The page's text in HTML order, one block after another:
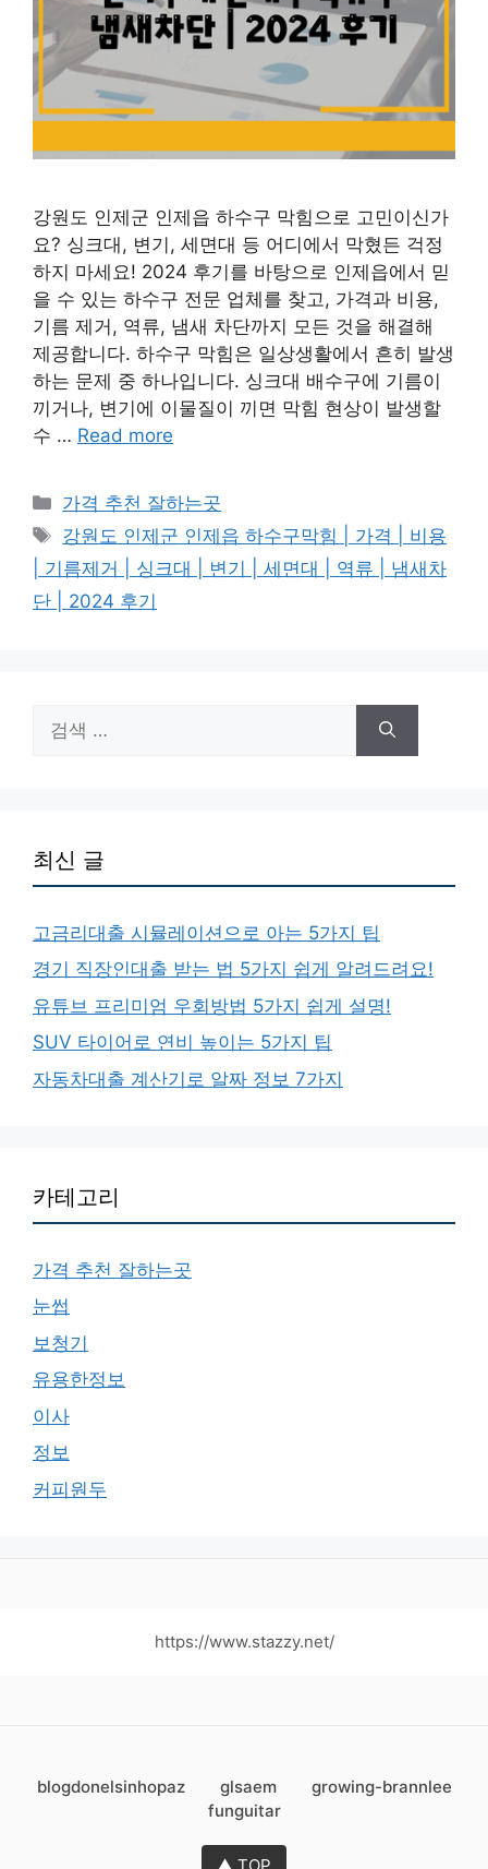
강원도 인제군 인제읍 하수구 막힘으로 고민이신가
요? 싱크대, 변기, 세면대 등 어디에서 막혔든 걱정
하지 마세요! 2024 후기를 바탕으로 인제읍에서 믿
을 수 있는 하수구 전문 업체를 찾고, 가격과 비용,
기름 제거, 역류, 냄새 차단까지 모든 것을 해결해
제공합니다. 하수구 막힘은 일상생활에서 흔히 발생
하는 문제 중 하나입니다. 싱크대 배수구에 기름이
끼거나, 변기에 이물질이 끼면 막힘 현상이 발생할
수 … Read more
카
테
고
리
가격 추천 잘하는곳
태
그
강원도 인제군 인제읍 하수구막힘 | 가격 | 비용
| 기름제거 | 싱크대 | 변기 | 세면대 | 역류 | 냄새차
단 | 2024 후기
색:
최신 글
고금리대출 시뮬레이션으로 아는 5가지 팁
경기 직장인대출 받는 법 5가지 쉽게 알려드려요!
유튜브 프리미엄 우회방법 5가지 쉽게 설명!
SUV 타이어로 연비 높이는 5가지 팁
자동차대출 계산기로 알짜 정보 7가지
카테고리
가격 추천 잘하는곳
눈썹
보청기
유용한정보
이사
정보
커피원두
https://www.stazzy.net/
blogdonelsinhopaz glsaem
growing-brannlee
funguitar
▲ TOP